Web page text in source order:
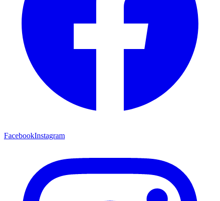
FacebookInstagram